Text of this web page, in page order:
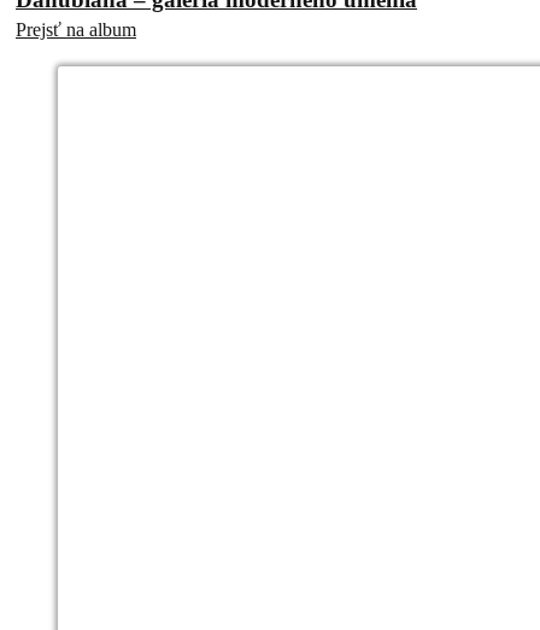
Prejsť na album